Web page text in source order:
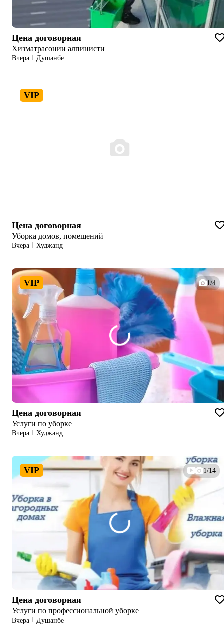
Цена договорная
Хизматрасонии алпинисти
Вчера Душанбе
VIP
Цена договорная
Уборка домов, помещений
Вчера Худжанд
VIP 1/4
Цена договорная
Услуги по уборке
Вчера Худжанд
VIP 1/14
Цена договорная
Услуги по профессиональной уборке
Вчера Душанбе